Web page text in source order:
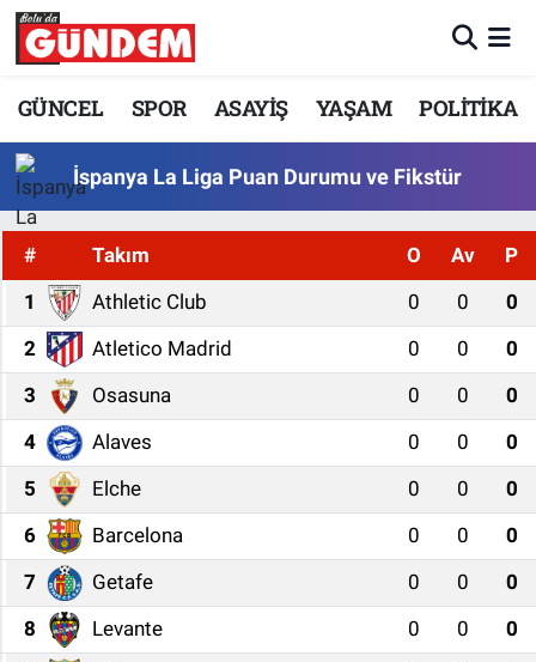
GÜNCEL SPOR ASAYİŞ YAŞAM POLİTİKA
İspanya La Liga Puan Durumu ve Fikstür
# Takım O Av
P
1
Athletic Club 0 0
0
2
Atletico Madrid 0 0
0
3
Osasuna 0 0
0
4
Alaves 0 0
0
5
Elche 0 0
0
6
Barcelona 0 0
0
7
Getafe 0 0
0
8
Levante 0 0
0
Merkez Nöbetçi Eczaneler
Merkez Trafik Yoğunluk Haritası
Süper Lig Puan Durumu ve Fikstür
Tüm Manşetler
Son Dakika Haberleri
Haber Arşivi